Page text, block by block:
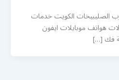
الصليبيخات الكويت خدمات
هواتف موبايلات ايفون
فك […]